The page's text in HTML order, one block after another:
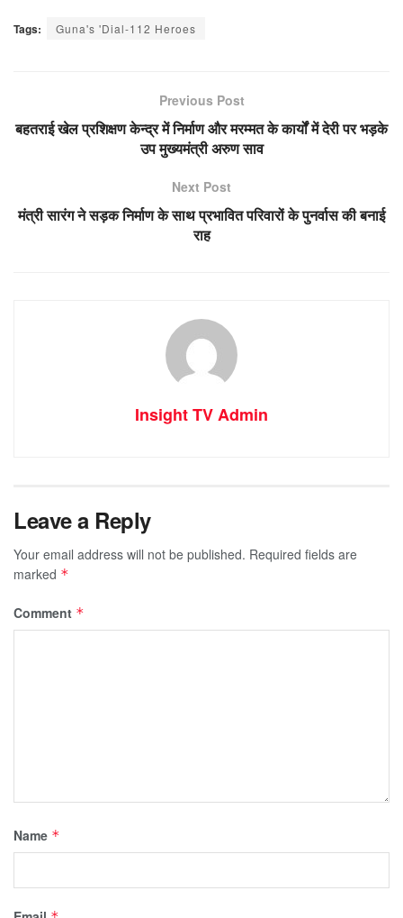
Tags: Guna's 'Dial-112 Heroes
Previous Post
बहतराई खेल प्रशिक्षण केन्द्र में निर्माण और मरम्मत के कार्यों में देरी पर भड़के
उप मुख्यमंत्री अरुण साव
Next Post
मंत्री सारंग ने सड़क निर्माण के साथ प्रभावित परिवारों के पुनर्वास की बनाई
राह
Insight TV Admin
Leave a Reply
Your email address will not be published. Required fields are
marked *
Comment *
Name *